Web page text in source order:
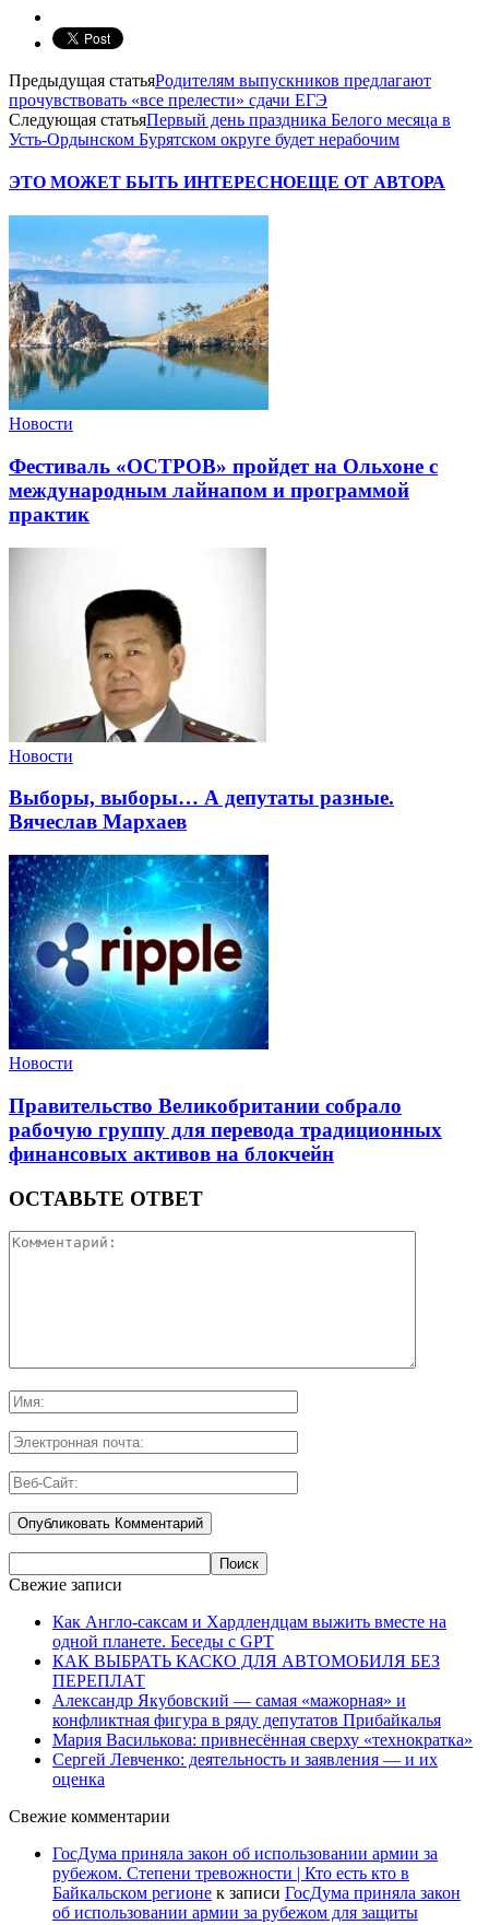
Предыдущая статьяРодителям выпускников предлагают
прочувствовать «все прелести» сдачи ЕГЭ
Следующая статьяПервый день праздника Белого месяца в
Усть-Ордынском Бурятском округе будет нерабочим
ЭТО МОЖЕТ БЫТЬ ИНТЕРЕСНОЕЩЕ ОТ АВТОРА
Новости
Фестиваль «ОСТРОВ» пройдет на Ольхоне с
международным лайнапом и программой
практик
Новости
Выборы, выборы… А депутаты разные.
Вячеслав Мархаев
Новости
Правительство Великобритании собрало
рабочую группу для перевода традиционных
финансовых активов на блокчейн
ОСТАВЬТЕ ОТВЕТ
Свежие записи
Как Англо-саксам и Хардлендцам выжить вместе на
одной планете. Беседы с GPT
КАК ВЫБРАТЬ КАСКО ДЛЯ АВТОМОБИЛЯ БЕЗ
ПЕРЕПЛАТ
Александр Якубовский — самая «мажорная» и
конфликтная фигура в ряду депутатов Прибайкалья
Мария Василькова: привнесённая сверху «технократка»
Сергей Левченко: деятельность и заявления — и их
оценка
Свежие комментарии
ГосДума приняла закон об использовании армии за
рубежом. Степени тревожности | Кто есть кто в
Байкальском регионе к записи ГосДума приняла закон
об использовании армии за рубежом для защиты